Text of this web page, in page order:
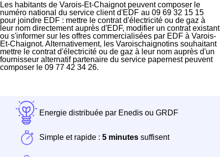
Les habitants de Varois-Et-Chaignot peuvent composer le
numéro national du service client d'EDF au 09 69 32 15 15
pour joindre EDF : mettre le contrat d'électricité ou de gaz à
leur nom directement auprès d'EDF, modifier un contrat existant
ou s'informer sur les offres commercialisées par EDF à Varois-
Et-Chaignot. Alternativement, les Varoischaignotins souhaitant
mettre le contrat d'électricité ou de gaz à leur nom auprès d'un
fournisseur alternatif partenaire du service papernest peuvent
composer le 09 77 42 34 26.
Energie distribuée par Enedis ou GRDF
Simple et rapide : 5 minutes suffisent